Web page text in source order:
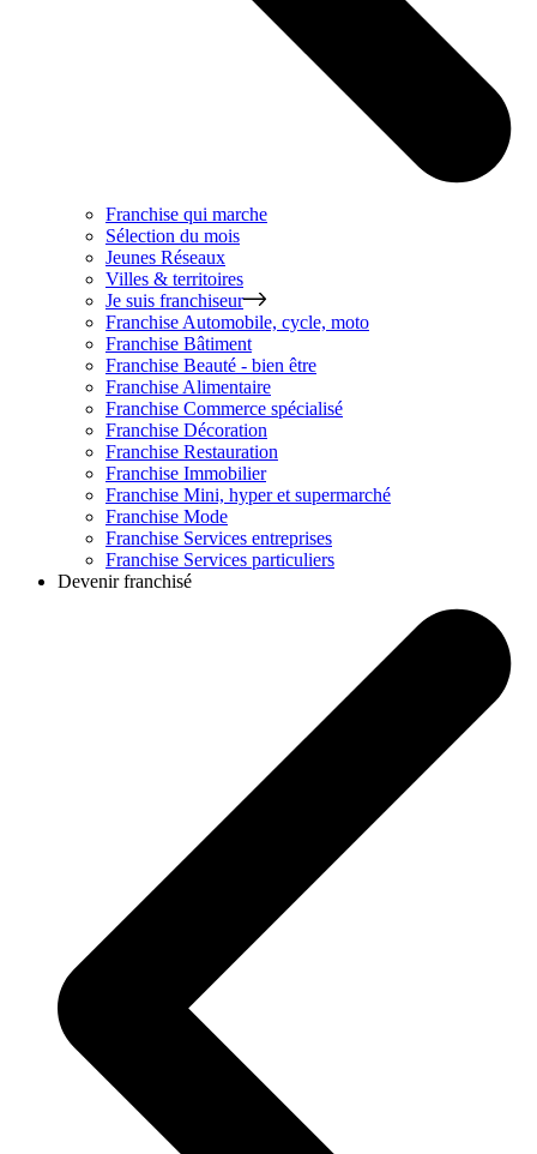
Franchise qui marche
Sélection du mois
Jeunes Réseaux
Villes & territoires
Je suis franchiseur
Franchise Automobile, cycle, moto
Franchise Bâtiment
Franchise Beauté - bien être
Franchise Alimentaire
Franchise Commerce spécialisé
Franchise Décoration
Franchise Restauration
Franchise Immobilier
Franchise Mini, hyper et supermarché
Franchise Mode
Franchise Services entreprises
Franchise Services particuliers
Devenir franchisé